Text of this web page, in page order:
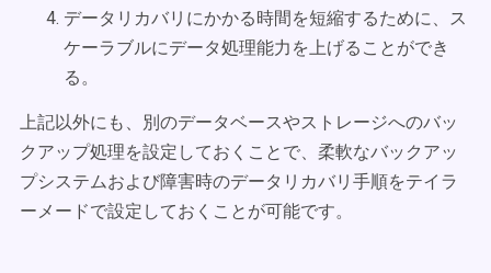
データリカバリにかかる時間を短縮するために、ス
ケーラブルにデータ処理能力を上げることができ
る。
上記以外にも、別のデータベースやストレージへのバッ
クアップ処理を設定しておくことで、柔軟なバックアッ
プシステムおよび障害時のデータリカバリ手順をテイラ
ーメードで設定しておくことが可能です。